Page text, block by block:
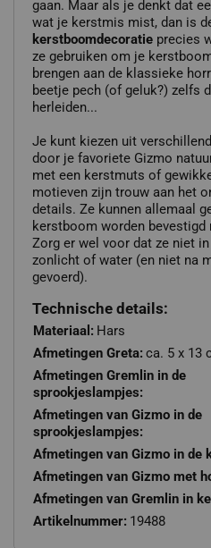
gaan. Maar als je denkt dat
wat je kerstmis mist, dan is
kerstboomdecoratie precies
ze gebruiken om je
brengen aan de klassieke
beetje pech (of geluk?) zelfs
herleiden...
Je kunt kiezen uit
door je favoriete Gizmo
met een kerstmuts of
motieven zijn trouw aan het
details. Ze kunnen allemaal
kerstboom worden bevestigd
Zorg er wel voor dat ze niet
zonlicht of water (en niet na
gevoerd).
Technische details:
Materiaal: Hars
Afmetingen Greta: ca. 5 x 13
Afmetingen Gremlin in de
sprookjeslampjes:
Afmetingen van Gizmo in de
sprookjeslampjes:
Afmetingen van Gizmo in de
Afmetingen van Gizmo met
Afmetingen van Gremlin in
Artikelnummer: 19488